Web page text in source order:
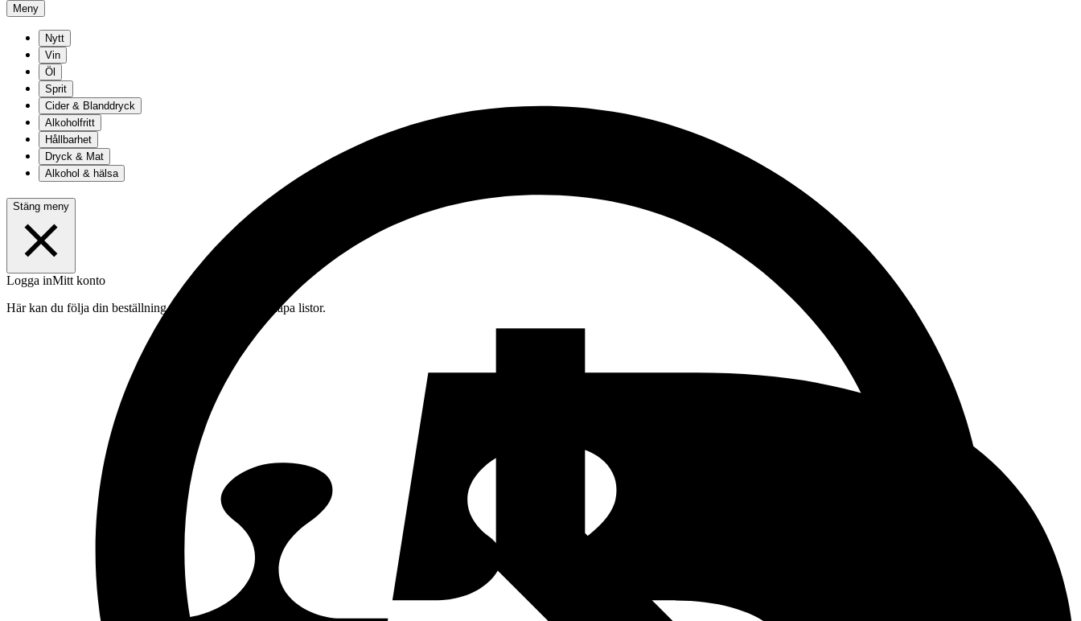
Meny
Nytt
Vin
Öl
Sprit
Cider & Blanddryck
Alkoholfritt
Hållbarhet
Dryck & Mat
Alkohol & hälsa
Stäng meny
Logga inMitt konto
Här kan du följa din beställning, spara drycker och skapa listor.